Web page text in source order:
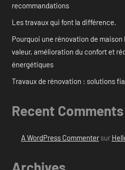
recommandations
Les travaux qui font la différence.
Pourquoi une rénovation de
valeur, amélioration du confort et
énergétiques
Travaux de rénovation : solutions
Recent Comments
A WordPress Commentersur